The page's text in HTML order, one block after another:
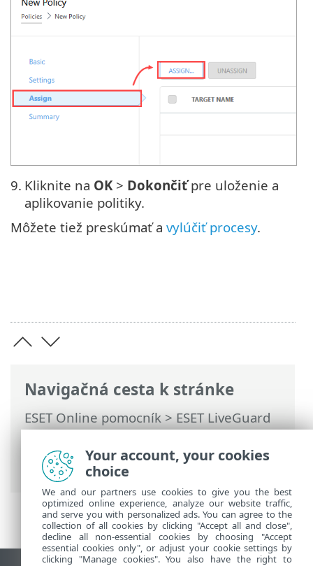
Navigačná cesta k stránke
ESET Online pomocník>ESET LiveGuard
Advanced>Používanie ESET LiveGuard
Advanced >Použitie vylúčení pre
zvýšenie výkonu> Vylúčenie priečinkov
9. Kliknite na OK> Dokončiťpre uloženie a
aplikovanie politiky.
Môžete tiež preskúmať a vylúčiť procesy.
Your account, your cookies
choice
We and our partners use cookies to give you the best
optimized online experience, analyze our website traffic,
and serve you with personalized ads. You can agree to the
collection of all cookies by clicking "Accept all and close",
decline all non-essential cookies by choosing "Accept
essential cookies only", or adjust your cookie settings by
clicking "Manage cookies". You also have the right to